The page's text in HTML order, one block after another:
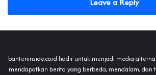
Leave a Reply
banteninside.co.id hadir untuk menjadi media
mendapatkan berita yang berbeda, mendalam, dan